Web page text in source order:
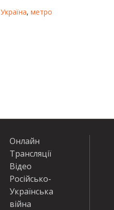
Україна, метро
Онлайн
Трансляції
Відео
Російсько-
Українська
війна